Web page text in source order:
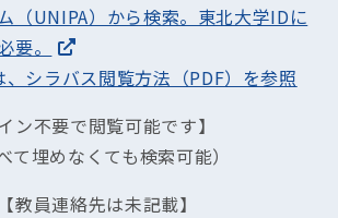
（UNIPA）から検索。東北大学IDに
要。
シラバス閲覧方法（PDF）を参照
ン不要で閲覧可能です】
て埋めなくても検索可能）
教員連絡先は未記載】